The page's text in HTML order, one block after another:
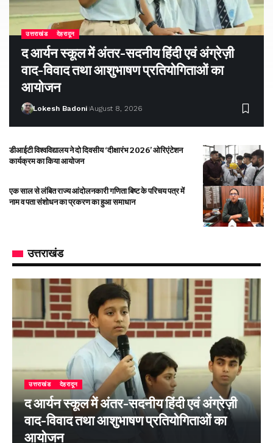
उत्तराखंड देहरादून
द आर्यन स्कूल में अंतर-सदनीय हिंदी एवं अंग्रेज़ी
वाद-विवाद तथा आशुभाषण प्रतियोगिताओं का
आयोजन
Lokesh Badoni August 8, 2026
डीआईटी विश्वविद्यालय ने दो दिवसीय ‘दीक्षारंभ 2026’ ओरिएंटेशन
कार्यक्रम का किया आयोजन
एक साल से लंबित राज्य आंदोलनकारी गणिता बिष्ट के परिचय पत्र में
नाम व पता संशोधन का प्रकरण का हुआ समाधान
उत्तराखंड
उत्तराखंड देहरादून
द आर्यन स्कूल में अंतर-सदनीय हिंदी एवं अंग्रेज़ी
वाद-विवाद तथा आशुभाषण प्रतियोगिताओं का
आयोजन